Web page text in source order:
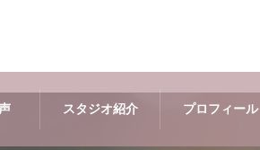
スタジオ紹介 プロフィール